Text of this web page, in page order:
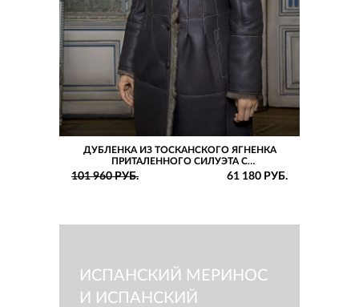
ДУБЛЕНКА ИЗ ТОСКАНСКОГО ЯГНЕНКА
ПРИТАЛЕННОГО СИЛУЭТА С
ДЕКОРАТИВНЫМИ ЗАЩИПАМИ
101 960 РУБ. 61 180 РУБ.
ИСПАНСКИЙ МЕРИНОС
И ИСПАНСКИЙ